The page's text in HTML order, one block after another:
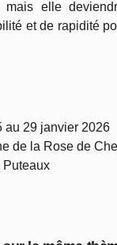
mais elle
et de rapidité
au 29 janvier 2026
de la Rose de
Puteaux